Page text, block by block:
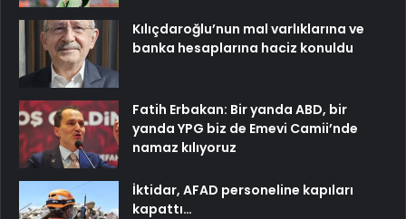
Kılıçdaroğlu’nun mal varlıklarına ve
banka hesaplarına haciz konuldu
Fatih Erbakan: Bir yanda ABD, bir
yanda YPG biz de Emevi Camii’nde
namaz kılıyoruz
İktidar, AFAD personeline kapıları
kapattı…